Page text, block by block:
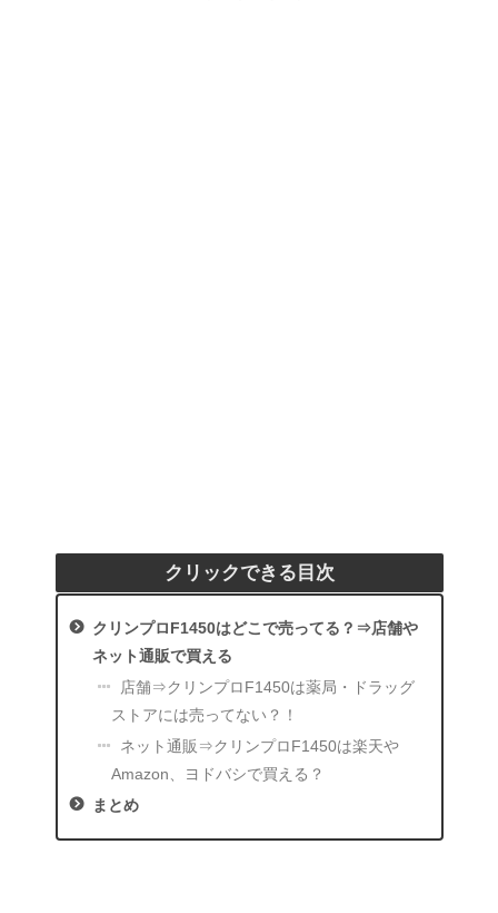
クリックできる目次
クリンプロF1450はどこで売ってる？⇒店舗や
ネット通販で買える
店舗⇒クリンプロF1450は薬局・ドラッグ
ストアには売ってない？！
ネット通販⇒クリンプロF1450は楽天や
Amazon、ヨドバシで買える？
まとめ